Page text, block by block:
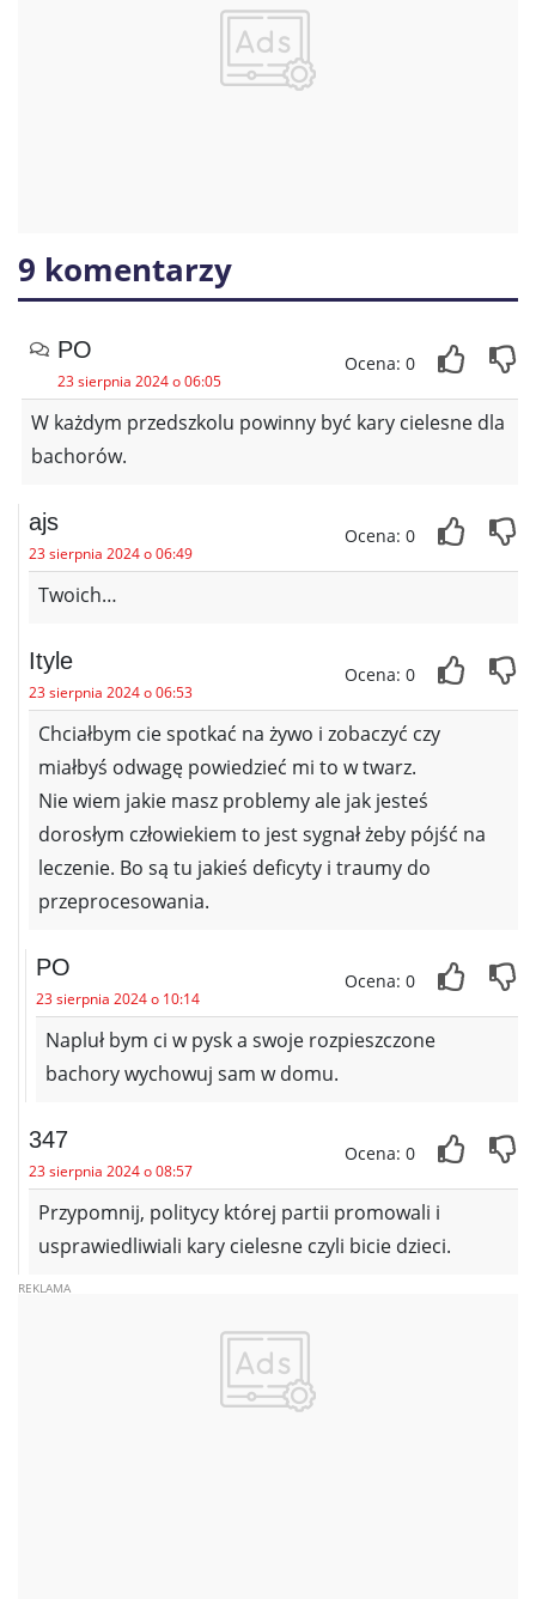
9 komentarzy
PO
23 sierpnia 2024 o 06:05
Ocena: 0
W każdym przedszkolu powinny być kary cielesne dla
bachorów.
ajs
23 sierpnia 2024 o 06:49
Ocena: 0
Twoich…
Ityle
23 sierpnia 2024 o 06:53
Ocena: 0
Chciałbym cie spotkać na żywo i zobaczyć czy
miałbyś odwagę powiedzieć mi to w twarz.
Nie wiem jakie masz problemy ale jak jesteś
dorosłym człowiekiem to jest sygnał żeby pójść na
leczenie. Bo są tu jakieś deficyty i traumy do
przeprocesowania.
PO
23 sierpnia 2024 o 10:14
Ocena: 0
Napluł bym ci w pysk a swoje rozpieszczone
bachory wychowuj sam w domu.
347
23 sierpnia 2024 o 08:57
Ocena: 0
Przypomnij, politycy której partii promowali i
usprawiedliwiali kary cielesne czyli bicie dzieci.